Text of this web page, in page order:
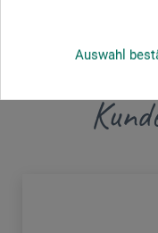
Auswahl